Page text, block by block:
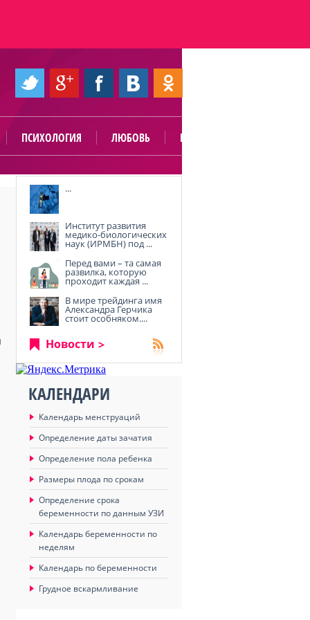
ПСИХОЛОГИЯ ЛЮБОВЬ ПОЛЕЗНО
...
Институт развития
медико-биологических
наук (ИРМБН) под ...
Перед вами – та самая
развилка, которую
проходит каждая ...
В мире трейдинга имя
Александра Герчика
стоит особняком....
Новости
КАЛЕНДАРИ
Календарь менструаций
Определение даты зачатия
Определение пола ребенка
Размеры плода по срокам
Определение срока
беременности по данным УЗИ
Календарь беременности по
неделям
Календарь по беременности
Грудное вскармливание